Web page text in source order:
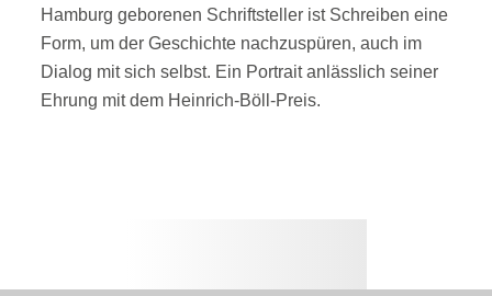
Hamburg geborenen Schriftsteller ist Schreiben eine
Form, um der Geschichte nachzuspüren, auch im
Dialog mit sich selbst. Ein Portrait anlässlich seiner
Ehrung mit dem Heinrich-Böll-Preis.